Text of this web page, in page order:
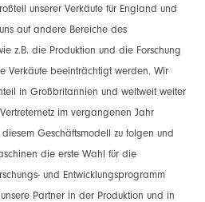
unserer Verkäufe für England und
auf andere Bereiche des
z.B. die Produktion und die Forschung
Verkäufe beeinträchtigt werden. Wir
in Großbritannien und weltweit weiter
im vergangenen Jahr
Geschäftsmodell zu folgen und
die erste Wahl für die
und Entwicklungsprogramm
Partner in der Produktion und in